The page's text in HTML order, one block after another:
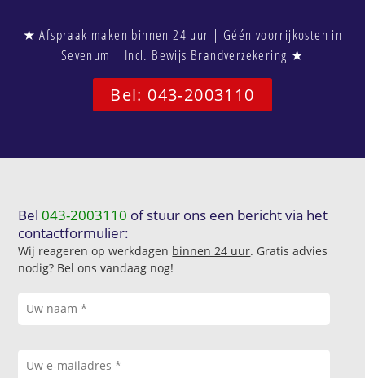
★ Afspraak maken binnen 24 uur | Géén voorrijkosten in
Sevenum | Incl. Bewijs Brandverzekering ★
Bel: 043-2003110
Bel043-2003110 of stuur ons een bericht via het
contactformulier:
Wij reageren op werkdagen binnen 24 uur. Gratis advies
nodig? Bel ons vandaag nog!